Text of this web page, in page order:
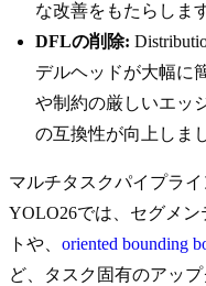
な改善をもたらしま
DFLの削除:
デルヘッドが大幅に
や制約の厳しいエッ
の互換性が向上しま
マルチタスクパイプラ
YOLO26では、セグメ
トや、 oriented bounding
ど、タスク固有のアッ